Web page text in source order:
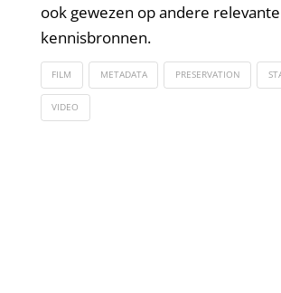
ook gewezen op andere relevante
kennisbronnen.
FILM METADATA PRESERVATION
VIDEO